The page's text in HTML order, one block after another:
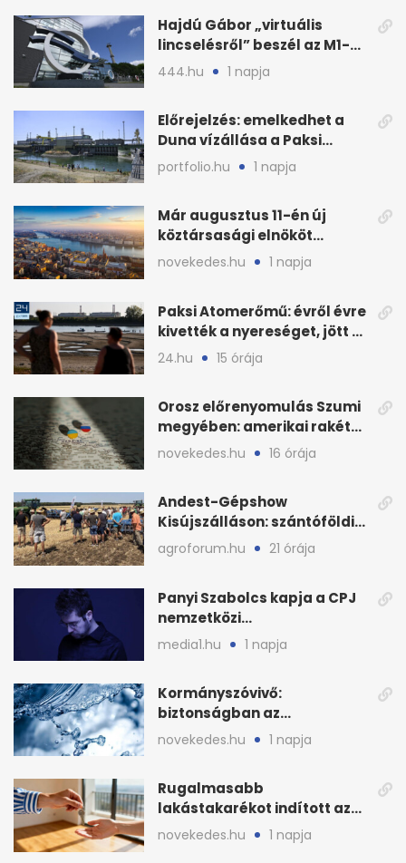
Hajdú Gábor „virtuális
lincselésről” beszél az M1-
ből kirúgása után
444.hu 1 napja
Előrejelzés: emelkedhet a
Duna vízállása a Paksi
Atomerőműnél
portfolio.hu 1 napja
Már augusztus 11-én új
köztársasági elnököt
választhat az Országgyűlés
novekedes.hu 1 napja
Paksi Atomerőmű: évről évre
kivették a nyereséget, jött a
baj
24.hu 15 órája
Orosz előrenyomulás Szumi
megyében: amerikai rakéták
is zsákmányként
novekedes.hu 16 órája
Andest-Gépshow
Kisújszálláson: szántóföldi
bemutató 2026. augusztus
12-én
agroforum.hu 21 órája
Panyi Szabolcs kapja a CPJ
nemzetközi
sajtószabadság-díját
media1.hu 1 napja
Kormányszóvivő:
biztonságban az
ivóvízkészlet, nincs
stratégiai vízhiány
novekedes.hu 1 napja
Rugalmasabb
lakástakarékot indított az
OTP: két köztes kilépéssel
novekedes.hu 1 napja